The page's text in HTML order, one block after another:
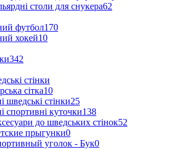
столи для снукера62
футбол170
хокей10
342
стінки
сітка10
шведські стінки25
спортивні куточки138
до шведських стінок52
прыгунки0
уголок - Бук0